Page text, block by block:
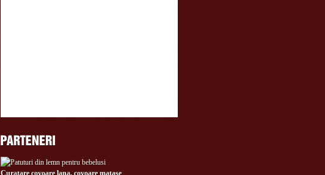
Curatare covoare lana, covoare matase